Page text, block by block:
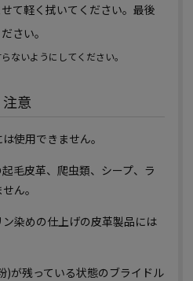
て軽く拭いてください。最後
さい。
ないようにしてください。
注意
使用できません。
毛皮革、爬虫類、シープ、ラ
ん。
染めの仕上げの皮革製品には
)が残っている状態のブライドル